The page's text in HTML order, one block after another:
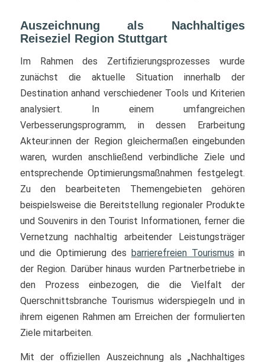
Auszeichnung als Nachhaltiges
Reiseziel Region Stuttgart
Im Rahmen des Zertifizierungsprozesses wurde
zunächst die aktuelle Situation innerhalb der
Destination anhand verschiedener Tools und Kriterien
analysiert. In einem umfangreichen
Verbesserungsprogramm, in dessen Erarbeitung
Akteur:innen der Region gleichermaßen eingebunden
waren, wurden anschließend verbindliche Ziele und
entsprechende Optimierungsmaßnahmen festgelegt.
Zu den bearbeiteten Themengebieten gehören
beispielsweise die Bereitstellung regionaler Produkte
und Souvenirs in den Tourist Informationen, ferner die
Vernetzung nachhaltig arbeitender Leistungsträger
und die Optimierung des barrierefreien Tourismus in
der Region. Darüber hinaus wurden Partnerbetriebe in
den Prozess einbezogen, die die Vielfalt der
Querschnittsbranche Tourismus widerspiegeln und in
ihrem eigenen Rahmen am Erreichen der formulierten
Ziele mitarbeiten.
Mit der offiziellen Auszeichnung als „Nachhaltiges